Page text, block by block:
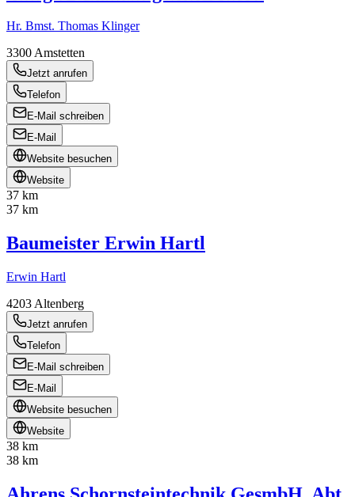
Hr. Bmst. Thomas Klinger
3300Amstetten
Jetzt anrufen
Telefon
E-Mail schreiben
E-Mail
Website besuchen
Website
37 km
37 km
Baumeister Erwin Hartl
Erwin Hartl
4203 Altenberg
Jetzt anrufen
Telefon
E-Mail schreiben
E-Mail
Website besuchen
Website
38 km
38 km